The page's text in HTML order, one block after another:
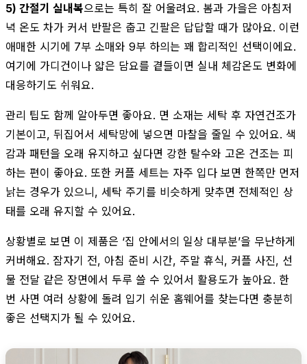
5) 간절기 실내복으로는 특히 잘 어울려요. 봄과 가을은 아침저
녁 온도 차가 커서 반팔은 춥고 긴팔은 답답할 때가 많아요. 이런
애매한 시기에 7부 소매와 9부 하의는 꽤 합리적인 선택이에요.
여기에 가디건이나 얇은 담요를 곁들이면 실내 체감온도 변화에
대응하기도 쉬워요.
관리 팁도 함께 알아두면 좋아요. 면 소재는 세탁 후 자연건조가
기본이고, 뒤집어서 세탁망에 넣으면 마찰을 줄일 수 있어요. 색
감과 패턴을 오래 유지하고 싶다면 강한 탈수와 고온 건조는 피
하는 편이 좋아요. 또한 커플 세트는 자주 입다 보면 한쪽만 먼저
낡는 경우가 있으니, 세탁 주기를 비슷하게 맞추면 전체적인 상
태를 오래 유지할 수 있어요.
상황별로 보면 이 제품은 ‘집 안에서의 일상 대부분’을 무난하게
커버해요. 잠자기 전, 아침 준비 시간, 주말 휴식, 커플 사진, 선
물 전달 같은 장면에서 두루 쓸 수 있어서 활용도가 높아요. 한
번 사면 여러 상황에 돌려 입기 쉬운 홈웨어를 찾는다면 충분히
좋은 선택지가 될 수 있어요.